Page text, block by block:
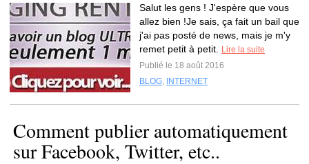
Salut les gens ! J'espère que vous
allez bien !Je sais, ça fait un bail que
j'ai pas posté de news, mais je m'y
remet petit à petit.
Lire la suite
Publié le 18 août 2016
BLOG, INTERNET
Comment publier automatiquement
sur Facebook, Twitter, etc..